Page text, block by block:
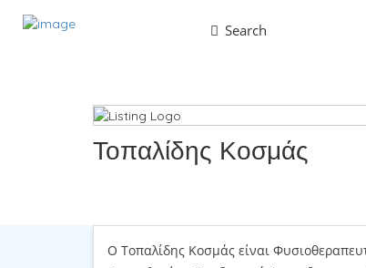
Search
Τοπαλίδης Κοσμάς
Save
Ο Τοπαλίδης Κοσμάς είναι